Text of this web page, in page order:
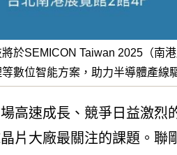
於SEMICON Taiwan 2025（南
數位智能方案，助力半導體產線
高速成長、競爭日益激烈
片大廠最關注的課題。